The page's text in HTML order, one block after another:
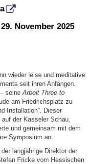
November 2025
wieder leise und meditative
seit ihren Anfängen.
seine Arbeit Three to
am Friedrichsplatz zu
Installation“. Dieser
der Kasseler Schau,
und gemeinsam mit dem
Symposium an.
langjährige Direktor der
Fricke vom Hessischen